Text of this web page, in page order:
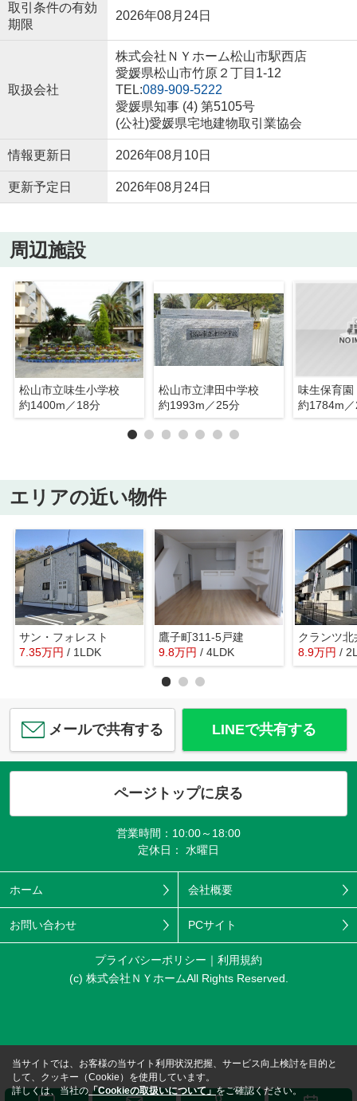
取引条件の有効
期限
2026年08月24日
取扱会社
株式会社ＮＹホーム松山市駅西店
愛媛県松山市竹原２丁目1-12
TEL:089-909-5222
愛媛県知事 (4) 第5105号
(公社)愛媛県宅地建物取引業協会
情報更新日 2026年08月10日
更新予定日 2026年08月24日
周辺施設
松山市立味生小学校
約1400m／18分
松山市立津田中学校
約1993m／25分
味生保育園
約1784m
エリアの近い物件
サン・フォレスト
7.35万円 / 1LDK
鷹子町311-5戸建
9.8万円 / 4LDK
クランツ北
8.9万円 /
メールで共有する LINEで共有する
ページトップに戻る
営業時間：10:00～18:00
定休日： 水曜日
ホーム 会社概要
お問い合わせ PCサイト
プライバシーポリシー
利用規約
(c) 株式会社ＮＹホームAll Rights Reserved.
当サイトでは、お客様の当サイト利用状況把握、サービス向上検討を目的と
して、クッキー（Cookie）を使用しています。
詳しくは、当社の 「Cookieの取扱いについて」をご確認ください。